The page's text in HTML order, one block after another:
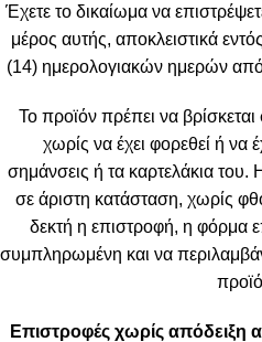
Έχετε το δικαίωμα να
μέρος αυτής, αποκλειστικά
(14) ημερολογιακών ημερών
Το προϊόν πρέπει να
χωρίς να έχει φορεθεί ή να
σημάνσεις ή τα καρτελάκια του.
σε άριστη κατάσταση, χωρίς
δεκτή η επιστροφή, η φόρμα
συμπληρωμένη και να
Επιστροφές χωρίς απόδειξη